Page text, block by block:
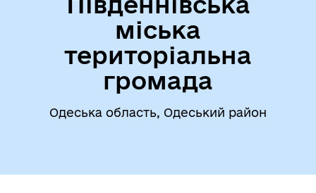
міська
територіальна
громада
Одеська область, Одеський район